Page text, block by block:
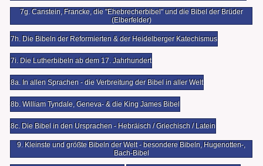
7g. Canstein, Francke, die "Ehebrecherbibel" und die Bibel der Brüder
(Elberfelder)
7h. Die Bibeln der Reformierten & der Heidelberger Katechismus
7i. Die Lutherbibeln ab dem 17. Jahrhundert
8a. In allen Sprachen - die Verbreitung der Bibel in aller Welt
8b. William Tyndale, Geneva- & die King James Bibel
8c. Die Bibel in den Ursprachen - Hebräisch / Griechisch / Latein
9. Kleinste und größte Bibeln der Welt - besondere Bibeln, Hugenotten-,
Bach-Bibel